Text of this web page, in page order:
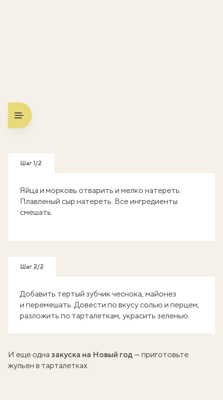
Шаг 1/2
Яйца и морковь отварить и мелко натереть.
Плавленый сыр натереть. Все ингредиенты
смешать.
Шаг 2/2
Добавить тертый зубчик чеснока, майонез
и перемешать. Довести по вкусу солью и перцем,
разложить по тарталеткам, украсить зеленью.
И еще одна закуска на Новый год — приготовьте
жульен в тарталетках.